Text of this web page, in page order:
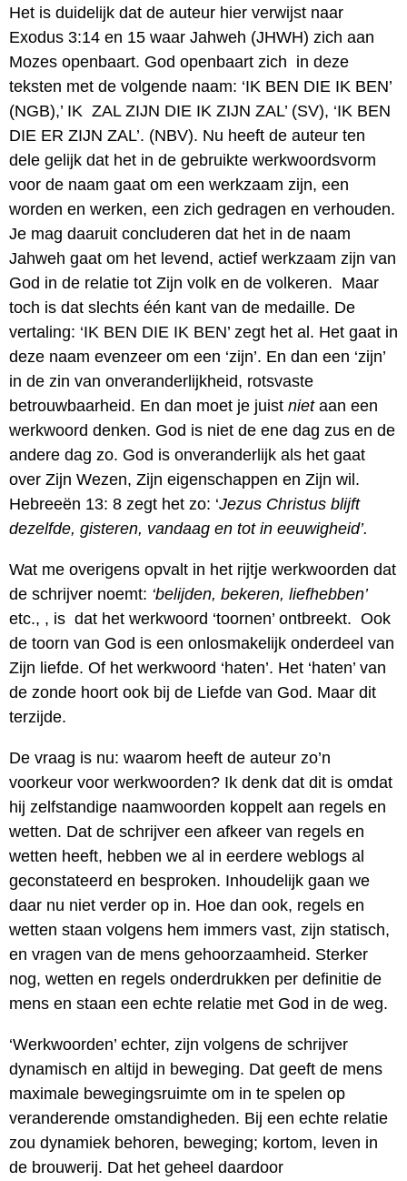
Het is duidelijk dat de auteur hier verwijst naar
Exodus 3:14 en 15 waar Jahweh (JHWH) zich aan
Mozes openbaart. God openbaart zich in deze
teksten met de volgende naam: ‘IK BEN DIE IK BEN’
(NGB),’ IK ZAL ZIJN DIE IK ZIJN ZAL’ (SV), ‘IK BEN
DIE ER ZIJN ZAL’. (NBV). Nu heeft de auteur ten
dele gelijk dat het in de gebruikte werkwoordsvorm
voor de naam gaat om een werkzaam zijn, een
worden en werken, een zich gedragen en verhouden.
Je mag daaruit concluderen dat het in de naam
Jahweh gaat om het levend, actief werkzaam zijn van
God in de relatie tot Zijn volk en de volkeren. Maar
toch is dat slechts één kant van de medaille. De
vertaling: ‘IK BEN DIE IK BEN’ zegt het al. Het gaat in
deze naam evenzeer om een ‘zijn’. En dan een ‘zijn’
in de zin van onveranderlijkheid, rotsvaste
betrouwbaarheid. En dan moet je juist nietaan een
werkwoord denken. God is niet de ene dag zus en de
andere dag zo. God is onveranderlijk als het gaat
over Zijn Wezen, Zijn eigenschappen en Zijn wil.
Hebreeën 13: 8 zegt het zo: ‘Jezus Christus blijft
dezelfde, gisteren, vandaag en tot in eeuwigheid’.
Wat me overigens opvalt in het rijtje werkwoorden dat
de schrijver noemt: ‘belijden, bekeren, liefhebben’
etc., , is dat het werkwoord ‘toornen’ ontbreekt. Ook
de toorn van God is een onlosmakelijk onderdeel van
Zijn liefde. Of het werkwoord ‘haten’. Het ‘haten’ van
de zonde hoort ook bij de Liefde van God. Maar dit
terzijde.
De vraag is nu: waarom heeft de auteur zo’n
voorkeur voor werkwoorden? Ik denk dat dit is omdat
hij zelfstandige naamwoorden koppelt aan regels en
wetten. Dat de schrijver een afkeer van regels en
wetten heeft, hebben we al in eerdere weblogs al
geconstateerd en besproken. Inhoudelijk gaan we
daar nu niet verder op in. Hoe dan ook, regels en
wetten staan volgens hem immers vast, zijn statisch,
en vragen van de mens gehoorzaamheid. Sterker
nog, wetten en regels onderdrukken per definitie de
mens en staan een echte relatie met God in de weg.
‘Werkwoorden’ echter, zijn volgens de schrijver
dynamisch en altijd in beweging. Dat geeft de mens
maximale bewegingsruimte om in te spelen op
veranderende omstandigheden. Bij een echte relatie
zou dynamiek behoren, beweging; kortom, leven in
de brouwerij. Dat het geheel daardoor